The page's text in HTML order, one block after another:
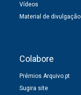
Vídeos
Material de divulgação
Colabore
Prémios Arquivo.pt
Sugira site